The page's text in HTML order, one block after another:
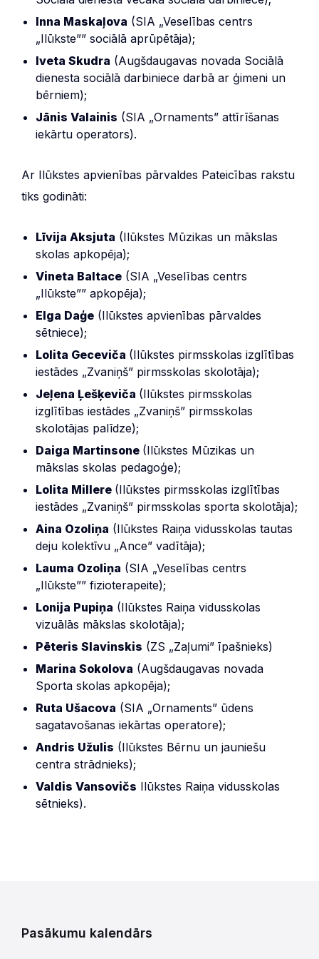
Inna Maskaļova (SIA „Veselības centrs
„Ilūkste”” sociālā aprūpētāja);
Iveta Skudra (Augšdaugavas novada Sociālā
dienesta sociālā darbiniece darbā ar ģimeni un
bērniem);
Jānis Valainis (SIA „Ornaments” attīrīšanas
iekārtu operators).
Ar Ilūkstes apvienības pārvaldes Pateicības rakstu
tiks godināti:
Līvija Aksjuta (Ilūkstes Mūzikas un mākslas
skolas apkopēja);
Vineta Baltace (SIA „Veselības centrs
„Ilūkste”” apkopēja);
Elga Daģe (Ilūkstes apvienības pārvaldes
sētniece);
Lolita Geceviča (Ilūkstes pirmsskolas izglītības
iestādes „Zvaniņš” pirmsskolas skolotāja);
Jeļena Ļešķeviča (Ilūkstes pirmsskolas
izglītības iestādes „Zvaniņš” pirmsskolas
skolotājas palīdze);
Daiga Martinsone (Ilūkstes Mūzikas un
mākslas skolas pedagoģe);
Lolita Millere (Ilūkstes pirmsskolas izglītības
iestādes „Zvaniņš” pirmsskolas sporta skolotāja);
Aina Ozoliņa (Ilūkstes Raiņa vidusskolas tautas
deju kolektīvu „Ance” vadītāja);
Lauma Ozoliņa (SIA „Veselības centrs
„Ilūkste”” fizioterapeite);
Lonija Pupiņa (Ilūkstes Raiņa vidusskolas
vizuālās mākslas skolotāja);
Pēteris Slavinskis (ZS „Zaļumi” īpašnieks)
Marina Sokolova (Augšdaugavas novada
Sporta skolas apkopēja);
Ruta Ušacova (SIA „Ornaments” ūdens
sagatavošanas iekārtas operatore);
Andris Užulis (Ilūkstes Bērnu un jauniešu
centra strādnieks);
Valdis Vansovičs Ilūkstes Raiņa vidusskolas
sētnieks).
Pasākumu kalendārs